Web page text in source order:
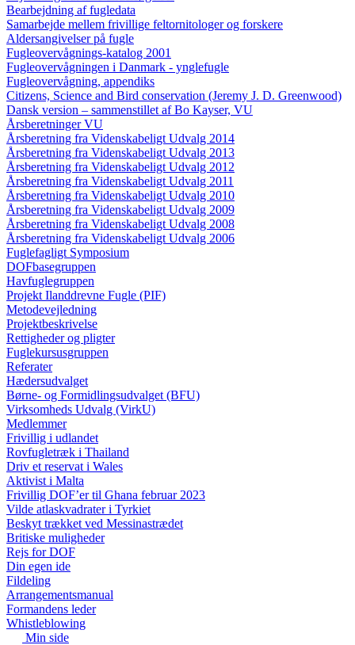
Bearbejdning af fugledata
Samarbejde mellem frivillige feltornitologer og forskere
Aldersangivelser på fugle
Fugleovervågnings-katalog 2001
Fugleovervågningen i Danmark - ynglefugle
Fugleovervågning, appendiks
Citizens, Science and Bird conservation (Jeremy J. D. Greenwood)
Dansk version – sammenstillet af Bo Kayser, VU
Årsberetninger VU
Årsberetning fra Videnskabeligt Udvalg 2014
Årsberetning fra Videnskabeligt Udvalg 2013
Årsberetning fra Videnskabeligt Udvalg 2012
Årsberetning fra Videnskabeligt Udvalg 2011
Årsberetning fra Videnskabeligt Udvalg 2010
Årsberetning fra Videnskabeligt Udvalg 2009
Årsberetning fra Videnskabeligt Udvalg 2008
Årsberetning fra Videnskabeligt Udvalg 2006
Fuglefagligt Symposium
DOFbasegruppen
Havfuglegruppen
Projekt Ilanddrevne Fugle (PIF)
Metodevejledning
Projektbeskrivelse
Rettigheder og pligter
Fuglekursusgruppen
Referater
Hædersudvalget
Børne- og Formidlingsudvalget (BFU)
Virksomheds Udvalg (VirkU)
Medlemmer
Frivillig i udlandet
Rovfugletræk i Thailand
Driv et reservat i Wales
Aktivist i Malta
Frivillig DOF’er til Ghana februar 2023
Vilde atlaskvadrater i Tyrkiet
Beskyt trækket ved Messinastrædet
Britiske muligheder
Rejs for DOF
Din egen ide
Fildeling
Arrangementsmanual
Formandens leder
Whistleblowing
Min side